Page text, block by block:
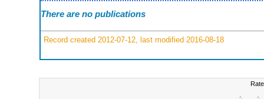
There are no publications
Record created 2012-07-12, last modified 2016-08-18